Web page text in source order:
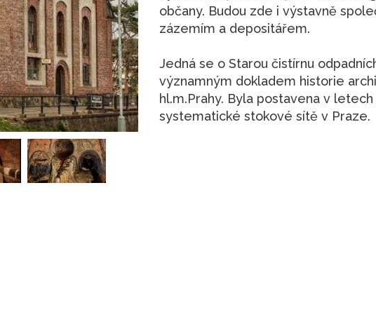
občany. Budou zde i výstavně
zázemím a depositářem.
Jedná se o Starou čistírnu
významným dokladem historie
hl.m.Prahy. Byla postavena v
systematické stokové sítě v Praze.